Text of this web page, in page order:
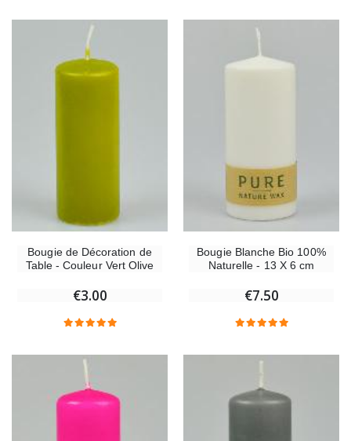
Bougie de Décoration de
Table - Couleur Vert Olive
€3.00
Bougie Blanche Bio 100%
Naturelle - 13 X 6 cm
€7.50